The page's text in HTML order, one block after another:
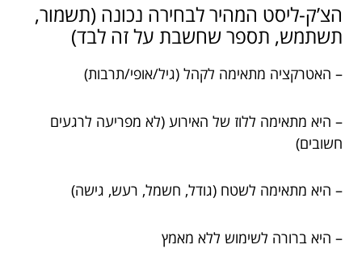
הצ’ק-ליסט המהיר לבחירה נכונה (תשמור,
תשתמש, תספר שחשבת על זה לבד)
– האטרקציה מתאימה לקהל (גיל/אופי/תרבות)
– היא מתאימה ללוז של האירוע (לא מפריעה לרגעים
חשובים)
– היא מתאימה לשטח (גודל, חשמל, רעש, גישה)
– היא ברורה לשימוש ללא מאמץ